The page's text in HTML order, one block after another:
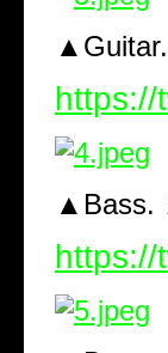
https://
▲Bass.
https://